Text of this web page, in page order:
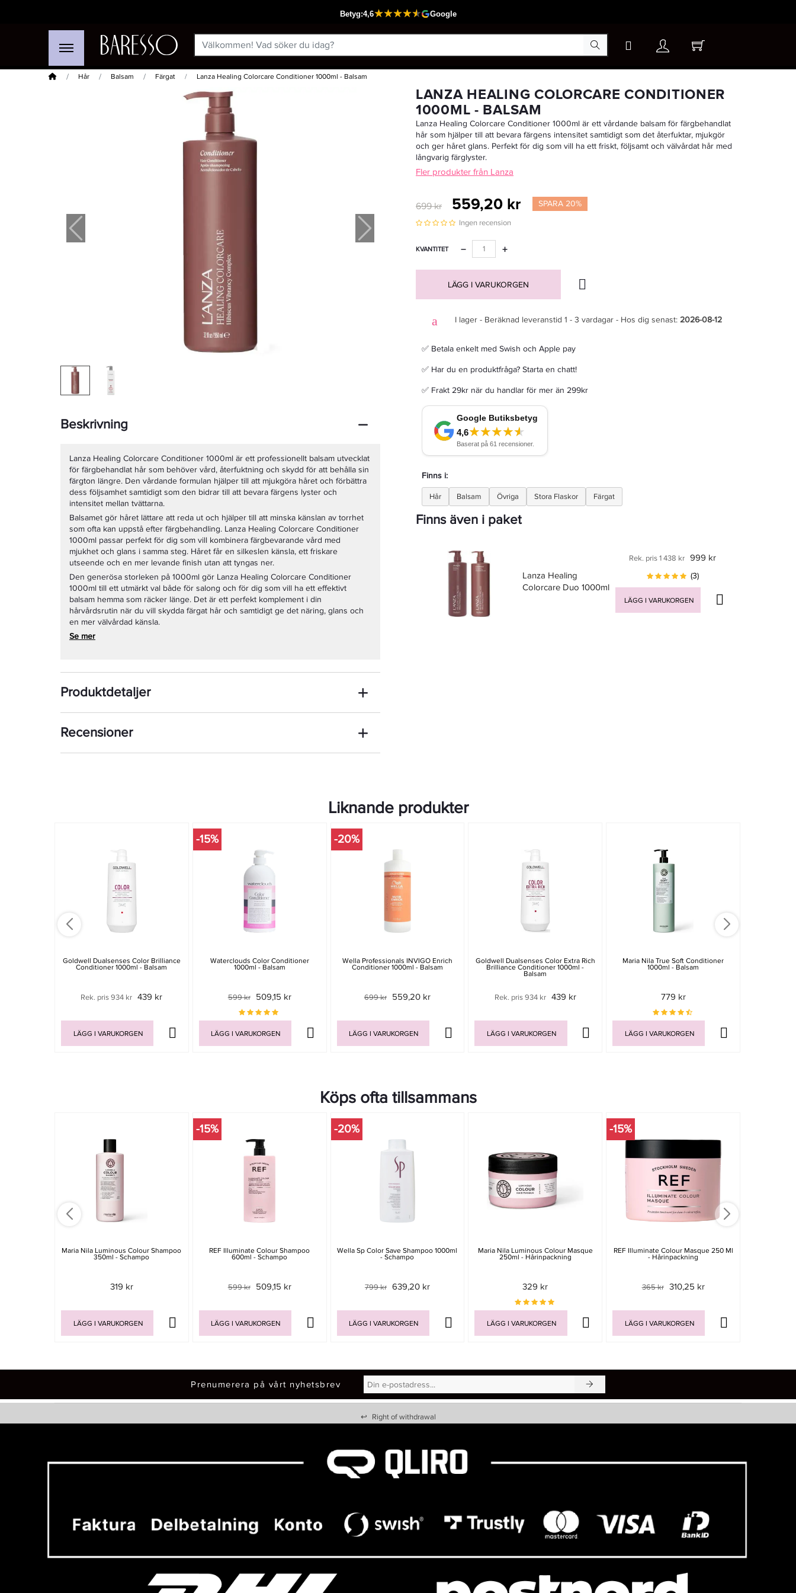
Hem Hår Balsam Färgat Lanza Healing Colorcare Conditioner 1000ml - Balsam
Passar din varukorg
Beskrivning
Lanza Healing Colorcare Conditioner 1000ml är ett professionellt balsam utvecklat
för färgbehandlat hår som behöver vård, återfuktning och skydd för att behålla sin
färgton längre. Den vårdande formulan hjälper till att mjukgöra håret och förbättra
dess följsamhet samtidigt som den bidrar till att bevara färgens lyster och
intensitet mellan tvättarna.
Balsamet gör håret lättare att reda ut och hjälper till att minska känslan av torrhet
som ofta kan uppstå efter färgbehandling. Lanza Healing Colorcare Conditioner
1000ml passar perfekt för dig som vill kombinera färgbevarande vård med
mjukhet och glans i samma steg. Håret får en silkeslen känsla, ett friskare
utseende och en mer levande finish utan att tyngas ner.
Den generösa storleken på 1000ml gör Lanza Healing Colorcare Conditioner
1000ml till ett utmärkt val både för salong och för dig som vill ha ett effektivt
balsam hemma som räcker länge. Det är ett perfekt komplement i din
hårvårdsrutin när du vill skydda färgat hår och samtidigt ge det näring, glans och
en mer välvårdad känsla.
Se mer
Produktdetaljer
Recensioner
LANZA HEALING COLORCARE CONDITIONER
1000ML - BALSAM
Lanza Healing Colorcare Conditioner 1000ml är ett vårdande balsam för färgbehandlat
hår som hjälper till att bevara färgens intensitet samtidigt som det återfuktar, mjukgör
och ger håret glans. Perfekt för dig som vill ha ett friskt, följsamt och välvårdat hår med
långvarig färglyster.
Fler produkter från Lanza
699 kr 559,20 kr SPARA 20%
Ingen recension
KVANTITET +
−
LÄGG I VARUKORGEN
I lager - Beräknad leveranstid 1 - 3 vardagar - Hos dig senast: 2026-08-12
✅ Betala enkelt med Swish och Apple pay
✅ Har du en produktfråga? Starta en chatt!
✅ Frakt 29kr när du handlar för mer än 299kr
Finns i:
Hår Balsam Övriga Stora Flaskor Färgat
Finns även i paket
Lanza Healing
Colorcare Duo 1000ml
Rek. pris 1 438 kr 999 kr
(3)
LÄGG I VARUKORGEN
Liknande produkter
Goldwell Dualsenses Color Brilliance
Conditioner 1000ml - Balsam
Rek. pris 934 kr 439 kr
LÄGG I VARUKORGEN
-15%
Waterclouds Color Conditioner
1000ml - Balsam
599 kr 509,15 kr
LÄGG I VARUKORGEN
-20%
Wella Professionals INVIGO Enrich
Conditioner 1000ml - Balsam
699 kr 559,20 kr
LÄGG I VARUKORGEN
Goldwell Dualsenses Color Extra Rich
Brilliance Conditioner 1000ml -
Balsam
Rek. pris 934 kr 439 kr
LÄGG I VARUKORGEN
Maria Nila True Soft Conditioner
1000ml - Balsam
779 kr
LÄGG I VARUKORGEN
Köps ofta tillsammans
Maria Nila Luminous Colour Shampoo
350ml - Schampo
319 kr
LÄGG I VARUKORGEN
-15%
REF Illuminate Colour Shampoo
600ml - Schampo
599 kr 509,15 kr
LÄGG I VARUKORGEN
-20%
Wella Sp Color Save Shampoo 1000ml
- Schampo
799 kr 639,20 kr
LÄGG I VARUKORGEN
Maria Nila Luminous Colour Masque
250ml - Hårinpackning
329 kr
LÄGG I VARUKORGEN
-15%
REF Illuminate Colour Masque 250 Ml
- Hårinpackning
365 kr 310,25 kr
LÄGG I VARUKORGEN
Prenumerera på vårt nyhetsbrev
↩ Right of withdrawal